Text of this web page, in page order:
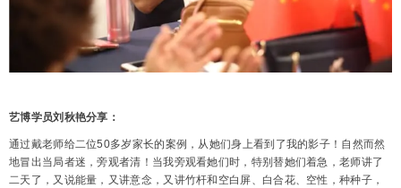
艺博学员刘秋艳分享：
通过戴老师给二位50多岁家长的案例，从她们身上看到了我的影子！自然而然
地冒出当局者迷，旁观者清！当我旁观看她们时，特别替她们着急，老师讲了
二天了，又说能量，又讲意念，又讲竹杆和空白屏、白合花、空性，种种子，